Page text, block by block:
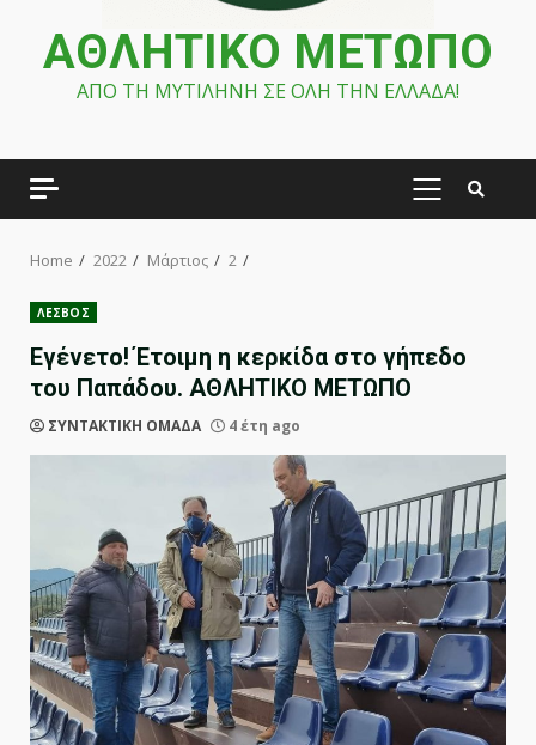
ΑΘΛΗΤΙΚΟ ΜΕΤΩΠΟ
ΑΠΟ ΤΗ ΜΥΤΙΛΗΝΗ ΣΕ ΟΛΗ ΤΗΝ ΕΛΛΑΔΑ!
PRIMARY
Home 2022 Μάρτιος 2
ΛΕΣΒΟΣ
Εγένετο! Έτοιμη η κερκίδα στο γήπεδο
του Παπάδου. ΑΘΛΗΤΙΚΟ ΜΕΤΩΠΟ
ΣΥΝΤΑΚΤΙΚΗ ΟΜΑΔΑ 4 έτη ago